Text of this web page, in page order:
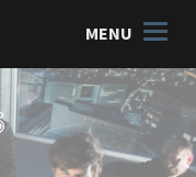
MENU